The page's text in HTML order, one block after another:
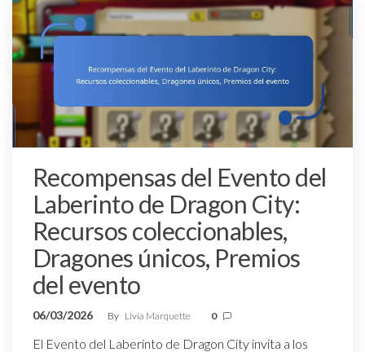
Recompensas del Evento del
Laberinto de Dragon City:
Recursos coleccionables,
Dragones únicos, Premios
del evento
06/03/2026 By Livia Marquette 0
El Evento del Laberinto de Dragon City invita a los